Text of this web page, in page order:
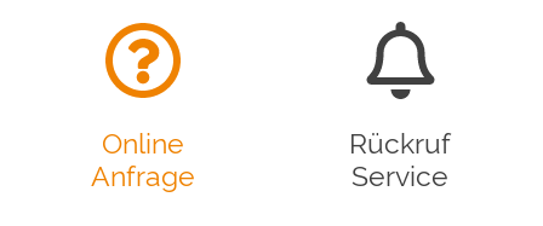
Online
Anfrage
Rückruf
Service